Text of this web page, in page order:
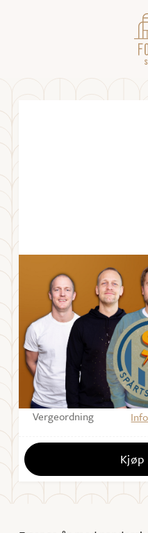
Spårtsklubben
FREDAG 29. APRIL
Starter
Varighet
60
Sal
Vergeordning